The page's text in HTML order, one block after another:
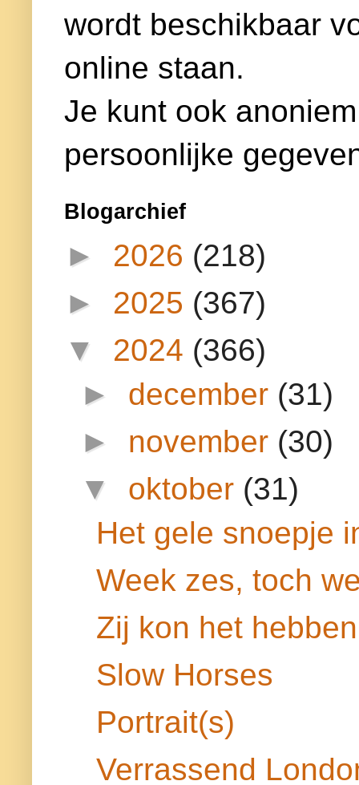
wordt beschikbaar
online staan.
Je kunt ook
persoonlijke
Blogarchief
► 2026 (218)
► 2025 (367)
▼ 2024 (366)
► december (31)
► november (30)
▼ oktober (31)
Het gele snoepje
Week zes, toch
Zij kon het hebben
Slow Horses
Portrait(s)
Verrassend